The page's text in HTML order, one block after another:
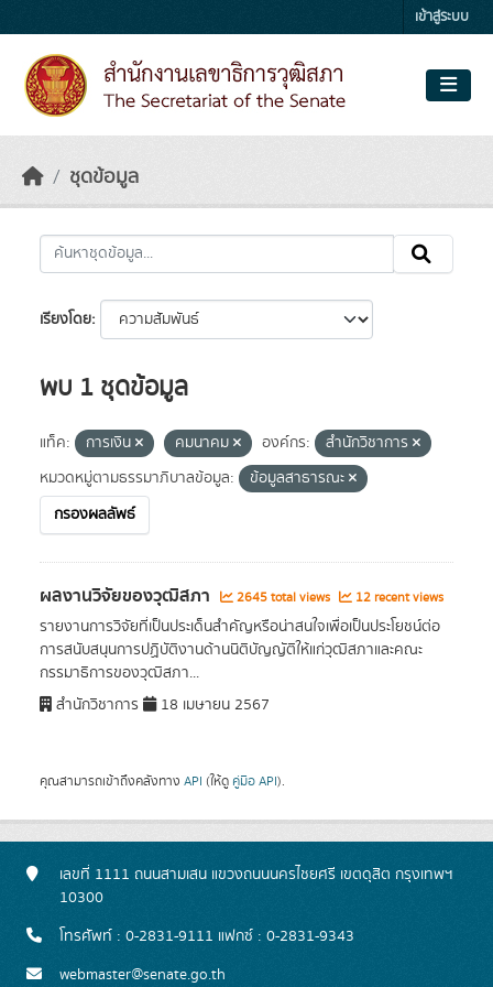
เข้าสู่ระบบ
ชุดข้อมูล
เรียงโดย
พบ 1 ชุดข้อมูล
แท็ค: การเงิน คมนาคม องค์กร:
สำนักวิชาการ
หมวดหมู่ตามธรรมาภิบาลข้อมูล:
ข้อมูลสาธารณะ
กรองผลลัพธ์
ผลงานวิจัยของวุฒิสภา 2645 total views 12 recent views
รายงานการวิจัยที่เป็นประเด็นสำคัญหรือน่าสนใจเพื่อเป็นประโยชน์ต่อ
การสนับสนุนการปฏิบัติงานด้านนิติบัญญัติให้แก่วุฒิสภาและคณะ
กรรมาธิการของวุฒิสภา...
สำนักวิชาการ
18 เมษายน 2567
คุณสามารถเข้าถึงคลังทาง API (ให้ดู คู่มือ API).
เลขที่ 1111 ถนนสามเสน แขวงถนนนครไชยศรี เขตดุสิต กรุงเทพฯ
10300
โทรศัพท์ : 0-2831-9111 แฟกซ์ : 0-2831-9343
webmaster@senate.go.th